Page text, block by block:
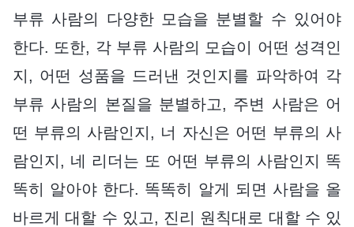
부류 사람의 다양한 모습을 분별할 수 있어야
한다. 또한, 각 부류 사람의 모습이 어떤 성격인
지, 어떤 성품을 드러낸 것인지를 파악하여 각
부류 사람의 본질을 분별하고, 주변 사람은 어
떤 부류의 사람인지, 너 자신은 어떤 부류의 사
람인지, 네 리더는 또 어떤 부류의 사람인지 똑
똑히 알아야 한다. 똑똑히 알게 되면 사람을 올
바르게 대할 수 있고, 진리 원칙대로 대할 수 있